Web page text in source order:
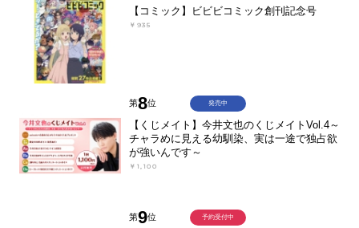
【コミック】ビビビコミック創刊記念号
￥935
第8位
【くじメイト】今井文也のくじメイトVol.4～
チャラめに見える幼馴染、実は一途で独占欲
が強いんです～
￥1,100
発売中
第9位 予約受付中